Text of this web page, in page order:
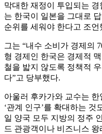
막대한 재정이 투입되는
는 한국이 일본을 그대로
순위를 세워야 한다고 조언
그는 “내수 소비가 경제의
형 경제인 한국은 경제적
철을 밟지 않도록 정책적
다”고 당부했다.
아울러 후카가와 교수는
‘관계 인구’를 확대하는 것
일 양국 모두 지방의 정주
드 관광객이나 비즈니스